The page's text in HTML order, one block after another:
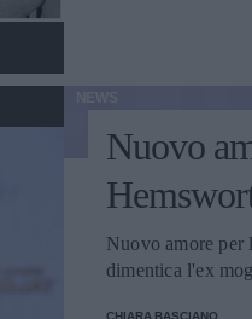
Nuovo
Nuovo amore per
dimentica l'ex
CHIARA BASCIANO